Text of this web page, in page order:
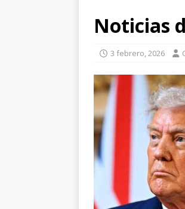
Noticias
3 febrero, 2026